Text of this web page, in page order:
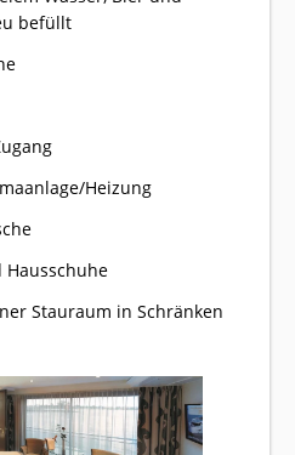
befüllt
Heizung
Hausschuhe
Stauraum in Schränken